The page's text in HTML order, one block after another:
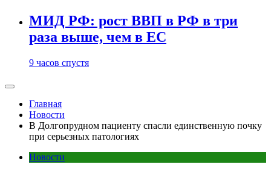
МИД РФ: рост ВВП в РФ в три
раза выше, чем в ЕС
9 часов спустя
Главная
Новости
В Долгопрудном пациенту спасли единственную почку
при серьезных патологиях
Новости